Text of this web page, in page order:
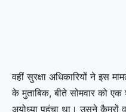
वहीं सुरक्षा अधिकारियों ने इस
के मुताबिक, बीते सोमवार को
अयोध्या पहुंचा था। उसने कैमरों